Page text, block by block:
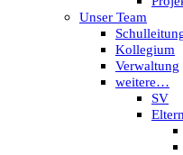
Unser Team
Kollegium
Verwaltung
weitere…
SV
Eltern